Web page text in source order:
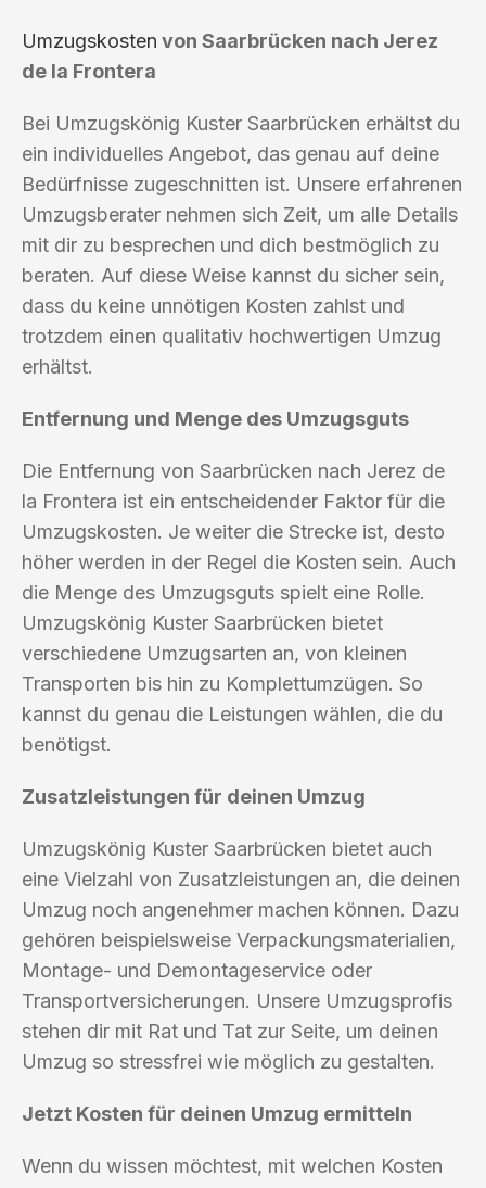
Umzugskosten von Saarbrücken nach Jerez
de la Frontera
Bei Umzugskönig Kuster Saarbrücken erhältst du
ein individuelles Angebot, das genau auf deine
Bedürfnisse zugeschnitten ist. Unsere erfahrenen
Umzugsberater nehmen sich Zeit, um alle Details
mit dir zu besprechen und dich bestmöglich zu
beraten. Auf diese Weise kannst du sicher sein,
dass du keine unnötigen Kosten zahlst und
trotzdem einen qualitativ hochwertigen Umzug
erhältst.
Entfernung und Menge des Umzugsguts
Die Entfernung von Saarbrücken nach Jerez de
la Frontera ist ein entscheidender Faktor für die
Umzugskosten. Je weiter die Strecke ist, desto
höher werden in der Regel die Kosten sein. Auch
die Menge des Umzugsguts spielt eine Rolle.
Umzugskönig Kuster Saarbrücken bietet
verschiedene Umzugsarten an, von kleinen
Transporten bis hin zu Komplettumzügen. So
kannst du genau die Leistungen wählen, die du
benötigst.
Zusatzleistungen für deinen Umzug
Umzugskönig Kuster Saarbrücken bietet auch
eine Vielzahl von Zusatzleistungen an, die deinen
Umzug noch angenehmer machen können. Dazu
gehören beispielsweise Verpackungsmaterialien,
Montage- und Demontageservice oder
Transportversicherungen. Unsere Umzugsprofis
stehen dir mit Rat und Tat zur Seite, um deinen
Umzug so stressfrei wie möglich zu gestalten.
Jetzt Kosten für deinen Umzug ermitteln
Wenn du wissen möchtest, mit welchen Kosten